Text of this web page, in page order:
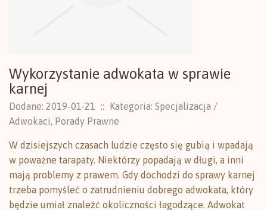
Wykorzystanie adwokata w sprawie
karnej
Dodane: 2019-01-21 ::
Kategoria: Specjalizacja /
Adwokaci, Porady Prawne
W dzisiejszych czasach ludzie często się gubią i wpadają
w poważne tarapaty. Niektórzy popadają w długi, a inni
mają problemy z prawem. Gdy dochodzi do sprawy karnej
trzeba pomyśleć o zatrudnieniu dobrego adwokata, który
będzie umiał znaleźć okoliczności łagodzące. Adwokat